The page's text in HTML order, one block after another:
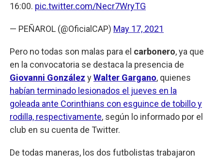
16:00. pic.twitter.com/Necr7WryTG
— PEÑAROL (@OficialCAP) May 17, 2021
Pero no todas son malas para el carbonero, ya que
en la convocatoria se destaca la presencia de
Giovanni González yWalter Gargano, quienes
habían terminado lesionados el jueves en la
goleada ante Corinthians con esguince de tobillo y
rodilla, respectivamente, según lo informado por el
club en su cuenta de Twitter.
De todas maneras, los dos futbolistas trabajaron